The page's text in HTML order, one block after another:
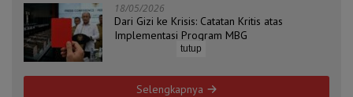
18/05/2026
Dari Gizi ke Krisis: Catatan Kritis atas
Implementasi Program MBG
Selengkapnya
tutup